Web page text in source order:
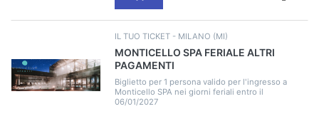
IL TUO TICKET - MILANO (MI)
MONTICELLO SPA FERIALE ALTRI
PAGAMENTI
Biglietto per 1 persona valido per l'ingresso a
Monticello SPA nei giorni feriali entro il
06/01/2027